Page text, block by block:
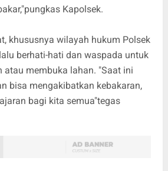
Kapolsek.
khususnya wilayah hukum Polsek
berhati-hati dan waspada untuk
atau membuka lahan. "Saat ini
bisa mengakibatkan kebakaran,
bagi kita semua"tegas